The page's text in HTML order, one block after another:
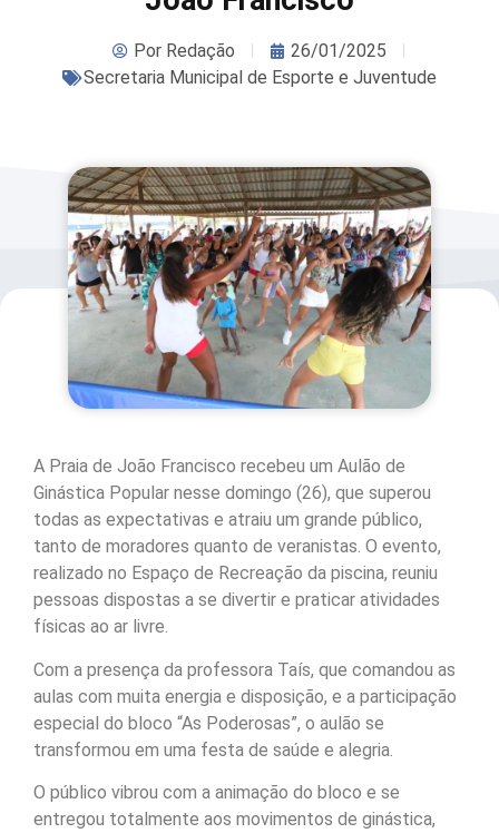
PorRedação
26/01/2025
Secretaria Municipal de Esporte e Juventude
A Praia de João Francisco recebeu um Aulão de
Ginástica Popular nesse domingo (26), que superou
todas as expectativas e atraiu um grande público,
tanto de moradores quanto de veranistas. O evento,
realizado no Espaço de Recreação da piscina, reuniu
pessoas dispostas a se divertir e praticar atividades
físicas ao ar livre.
Com a presença da professora Taís, que comandou as
aulas com muita energia e disposição, e a participação
especial do bloco “As Poderosas”, o aulão se
transformou em uma festa de saúde e alegria.
O público vibrou com a animação do bloco e se
entregou totalmente aos movimentos de ginástica,